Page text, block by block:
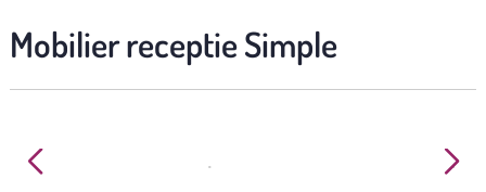
Mobilier receptie Simple